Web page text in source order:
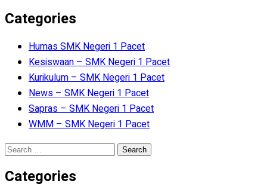
Categories
Humas SMK Negeri 1 Pacet
Kesiswaan – SMK Negeri 1 Pacet
Kurikulum – SMK Negeri 1 Pacet
News – SMK Negeri 1 Pacet
Sapras – SMK Negeri 1 Pacet
WMM – SMK Negeri 1 Pacet
Search
Categories